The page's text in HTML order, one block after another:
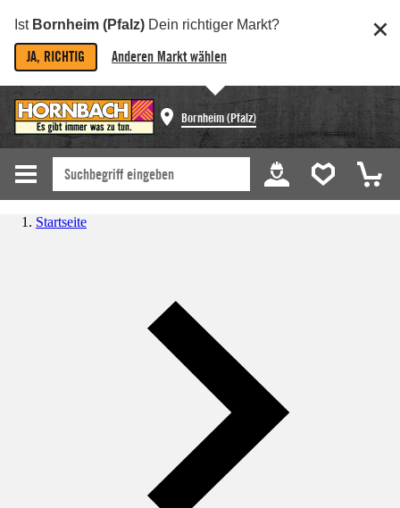
Ist Bornheim (Pfalz) Dein richtiger Markt?
JA, RICHTIG Anderen Markt wählen
Bornheim (Pfalz)
Startseite